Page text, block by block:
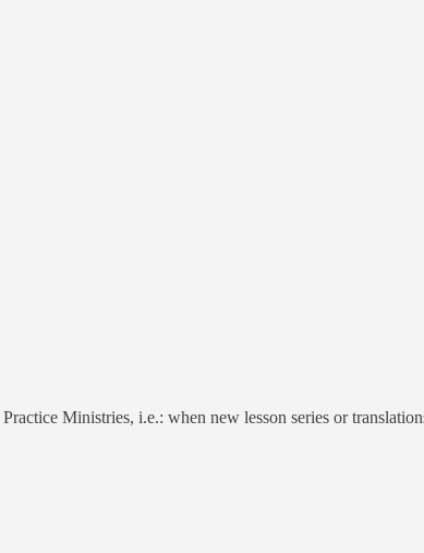
Ministries, i.e.: when new lesson series or